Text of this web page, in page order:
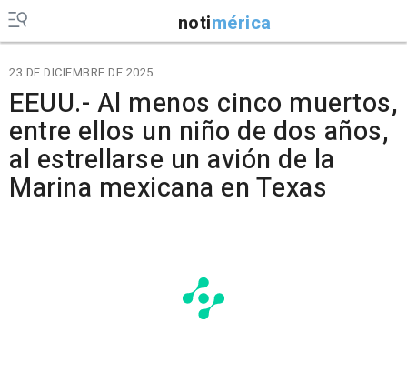
notimérica
23 DE DICIEMBRE DE 2025
EEUU.- Al menos cinco muertos,
entre ellos un niño de dos años,
al estrellarse un avión de la
Marina mexicana en Texas